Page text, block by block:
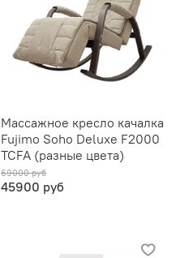
Массажное кресло качалка
Fujimo Soho Deluxe F2000
TCFA (разные цвета)
69000 руб
45900 руб